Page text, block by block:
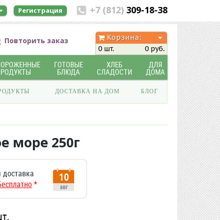
+7 (812) 309-18-38
Регистрация
Повторить заказ
Корзина:
0 шт.
0 руб.
ГОТОВЫЕ
БЛЮДА
ХЛЕБ
СЛАДОСТИ
ДЛЯ
ДОМА
ДОСТАВКА НА ДОМ БЛОГ
море 250г
*
10
авг